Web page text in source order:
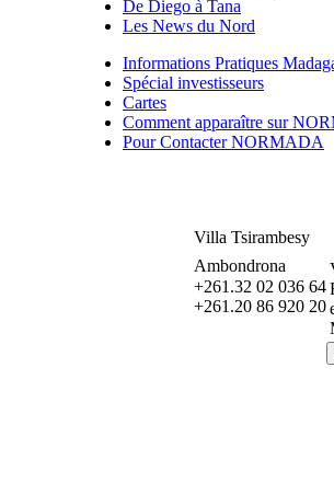
De Diego à Tana
Les News du Nord
Informations Pratiques
Spécial investisseurs
Cartes
Comment apparaître sur
Pour Contacter NORMADA
Villa Tsirambesy
Ambondrona
+261.32 02 036 64
+261.20 86 920 20